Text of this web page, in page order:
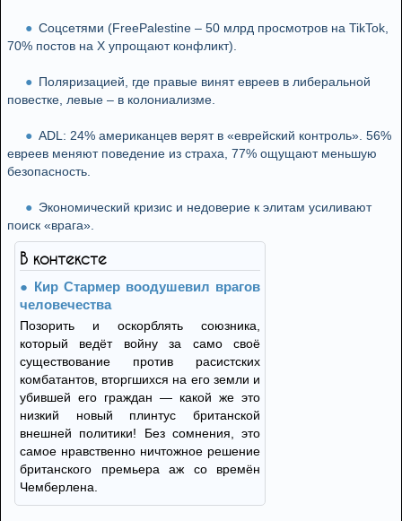
Соцсетями (FreePalestine – 50 млрд просмотров на TikTok,
70% постов на X упрощают конфликт).
Поляризацией, где правые винят евреев в либеральной
повестке, левые – в колониализме.
ADL: 24% американцев верят в «еврейский контроль». 56%
евреев меняют поведение из страха, 77% ощущают меньшую
безопасность.
Экономический кризис и недоверие к элитам усиливают
поиск «врага».
В контексте
Кир Стармер воодушевил врагов
человечества
Позорить и оскорблять союзника,
который ведёт войну за само своё
существование против расистских
комбатантов, вторгшихся на его земли и
убившей его граждан — какой же это
низкий новый плинтус британской
внешней политики! Без сомнения, это
самое нравственно ничтожное решение
британского премьера аж со времён
Чемберлена.